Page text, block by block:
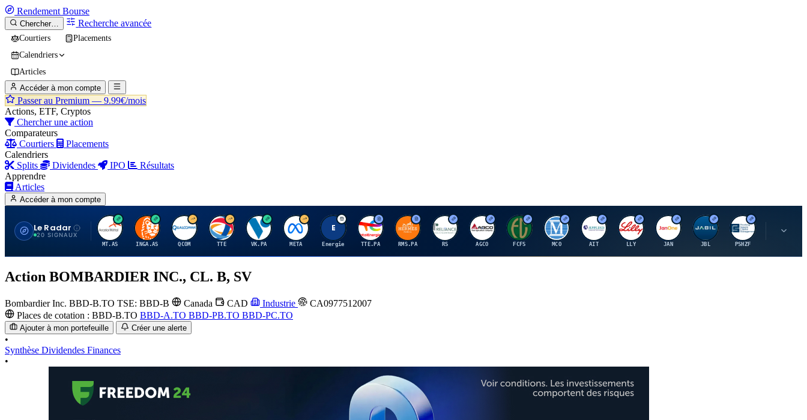
Rendement Bourse
Chercher… Recherche avancée
Courtiers
Placements
Calendriers
Articles
Accéder à mon compte
Passer au Premium — 9.99€/mois
Actions, ETF, Cryptos
Chercher une action
Comparateurs
Courtiers
Placements
Calendriers
Splits
Dividendes IPO
Résultats
Apprendre
Articles
Accéder à mon compte
Le Radar
20 SIGNAUX
A
MT.AS
I
INGA.AS
Q
QCOM
T
TTE
V
VK.PA
M
META
E
Energie
T
TTE.PA
H
RMS.PA
R
RS
A
AGCO
F
FCFS
M
MCO
A
AIT
E
LLY
J
JAN
J
JBL
P
PSHZF
O
Action BOMBARDIER INC., CL. B, SV
Bombardier Inc. BBD-B.TO TSE: BBD-B Canada CAD Industrie
CA0977512007
Places de cotation : BBD-B.TO BBD-A.TO BBD-PB.TO BBD-PC.TO
Ajouter à mon portefeuille Créer une alerte
•
Synthèse Dividendes Finances
•